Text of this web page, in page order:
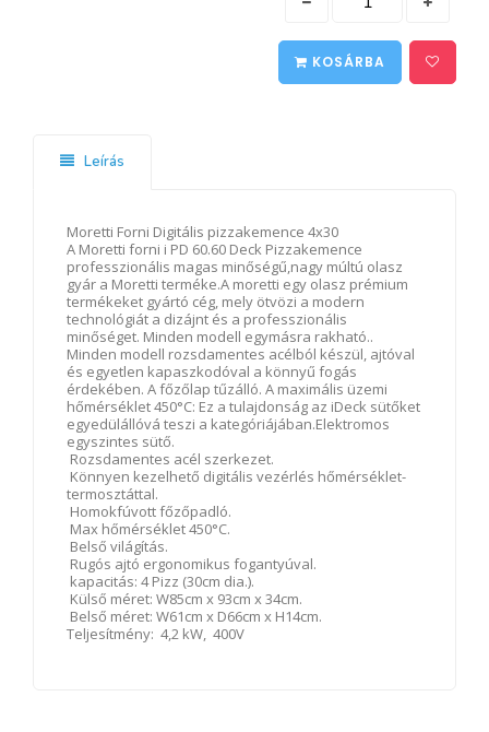
KOSÁRBA
Leírás
Moretti Forni Digitális pizzakemence 4x30
A Moretti forni i PD 60.60 Deck Pizzakemence
professzionális magas minőségű,nagy múltú olasz
gyár a Moretti terméke.A moretti egy olasz prémium
termékeket gyártó cég, mely ötvözi a modern
technológiát a dizájnt és a professzionális
minőséget. Minden modell egymásra rakható..
Minden modell rozsdamentes acélból készül, ajtóval
és egyetlen kapaszkodóval a könnyű fogás
érdekében. A főzőlap tűzálló. A maximális üzemi
hőmérséklet 450°C: Ez a tulajdonság az iDeck sütőket
egyedülállóvá teszi a kategóriájában.Elektromos
egyszintes sütő.
Rozsdamentes acél szerkezet.
Könnyen kezelhető digitális vezérlés hőmérséklet-
termosztáttal.
Homokfúvott főzőpadló.
Max hőmérséklet 450°C.
Belső világítás.
Rugós ajtó ergonomikus fogantyúval.
kapacitás: 4 Pizz (30cm dia.).
Külső méret: W85cm x 93cm x 34cm.
Belső méret: W61cm x D66cm x H14cm.
Teljesítmény: 4,2 kW, 400V